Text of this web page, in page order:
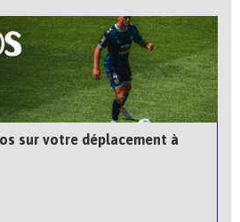
sur votre déplacement à